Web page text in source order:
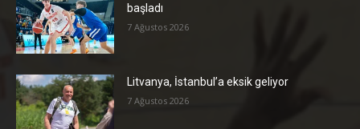
başladı
7 Ağustos 2026
Litvanya, İstanbul’a eksik geliyor
7 Ağustos 2026